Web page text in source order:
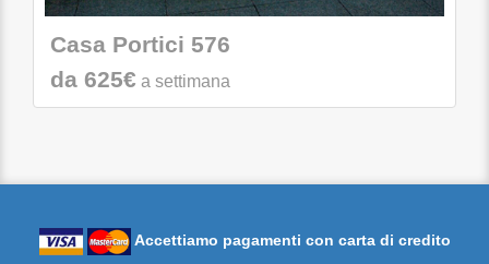
Casa Portici 576
da 625€ a settimana
Accettiamo pagamenti con carta di credito